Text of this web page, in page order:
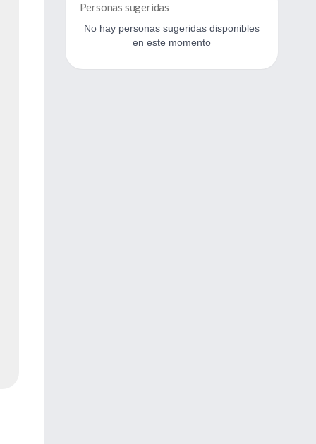
Personas sugeridas
No hay personas sugeridas disponibles
en este momento